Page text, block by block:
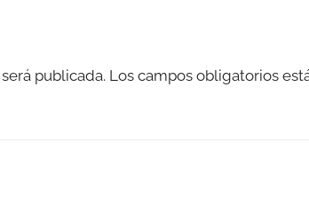
publicada. Los campos obligatorios